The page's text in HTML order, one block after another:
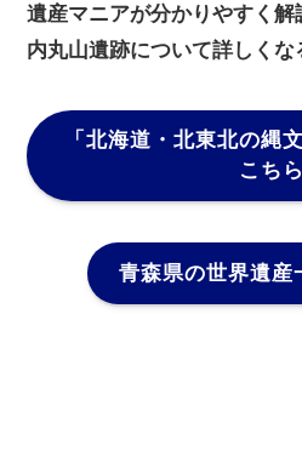
遺産マニアが分かりやすく
内丸山遺跡について詳しくな
「北海道・北東北の縄
こちら
青森県の世界遺産